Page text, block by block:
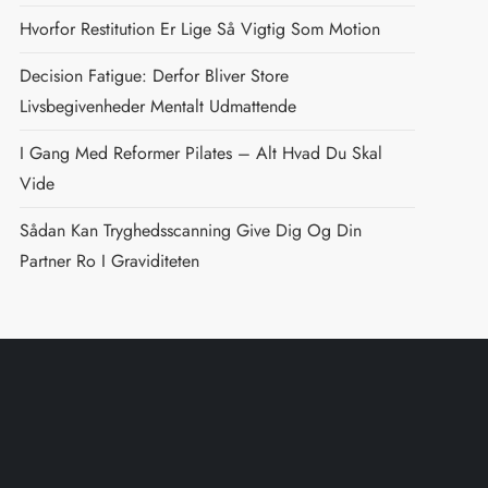
Hvorfor Restitution Er Lige Så Vigtig Som Motion
Decision Fatigue: Derfor Bliver Store
Livsbegivenheder Mentalt Udmattende
I Gang Med Reformer Pilates – Alt Hvad Du Skal
Vide
Sådan Kan Tryghedsscanning Give Dig Og Din
Partner Ro I Graviditeten